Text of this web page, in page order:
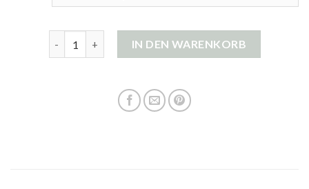
IN DEN WARENKORB